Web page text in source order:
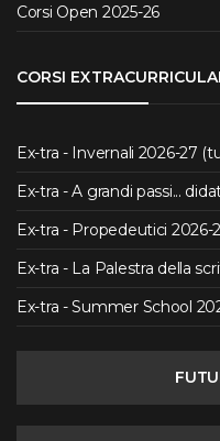
Corsi Open 2025-26
CORSI
Ex-tra - Invernali 2026-27
Ex-tra - A grandi passi...
Ex-tra - Propedeutici 2026-
Ex-tra - La Palestra della
Ex-tra - Summer School